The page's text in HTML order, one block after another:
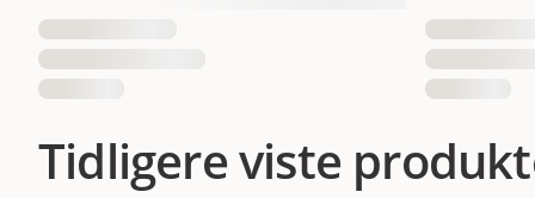
Tidligere viste